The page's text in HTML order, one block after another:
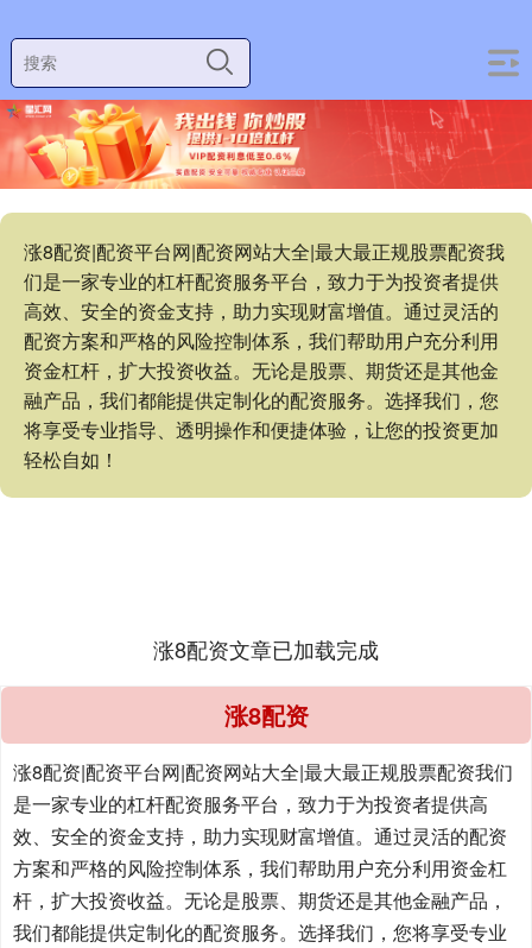
涨8配资|配资平台网|配资网站大全|最大最正规股票配资我
们是一家专业的杠杆配资服务平台，致力于为投资者提供
高效、安全的资金支持，助力实现财富增值。通过灵活的
配资方案和严格的风险控制体系，我们帮助用户充分利用
资金杠杆，扩大投资收益。无论是股票、期货还是其他金
融产品，我们都能提供定制化的配资服务。选择我们，您
将享受专业指导、透明操作和便捷体验，让您的投资更加
轻松自如！
涨8配资文章已加载完成
涨8配资
涨8配资|配资平台网|配资网站大全|最大最正规股票配资我们
是一家专业的杠杆配资服务平台，致力于为投资者提供高
效、安全的资金支持，助力实现财富增值。通过灵活的配资
方案和严格的风险控制体系，我们帮助用户充分利用资金杠
杆，扩大投资收益。无论是股票、期货还是其他金融产品，
我们都能提供定制化的配资服务。选择我们，您将享受专业